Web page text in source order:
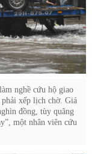
nghề cứu hộ giao
xếp lịch chờ. Giá
đồng, tùy quãng
một nhân viên cứu